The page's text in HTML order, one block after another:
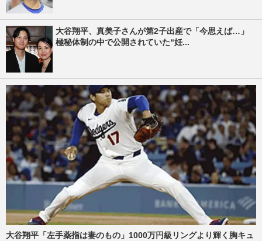
大谷翔平、真美子さんが第2子出産で「今思えば…」
極秘体制の中で公開されていた“妊...
大谷翔平「左手薬指は妻のもの」1000万円級リングより輝く胸キュ